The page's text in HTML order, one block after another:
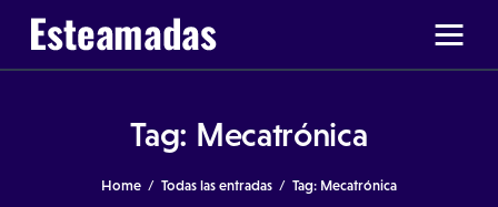
Tag: Mecatrónica
Home Todas las entradas Tag: Mecatrónica